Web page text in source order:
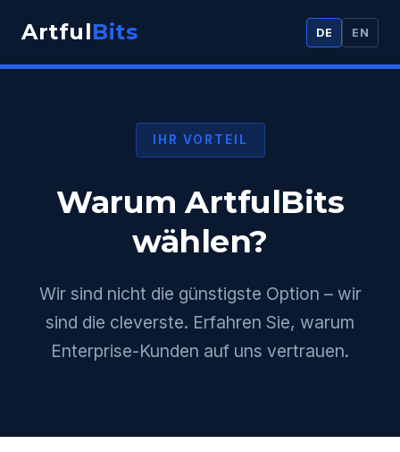
ArtfulBits DE EN
IHR VORTEIL
Warum ArtfulBits
wählen?
Wir sind nicht die günstigste Option – wir
sind die cleverste. Erfahren Sie, warum
Enterprise-Kunden auf uns vertrauen.